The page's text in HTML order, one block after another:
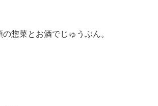
惣菜とお酒でじゅうぶん。